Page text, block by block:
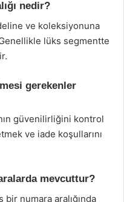
nedir?
ve koleksiyonuna
lüks segmentte
gerekenler
güvenilirliğini kontrol
ve iade koşullarını
mevcuttur?
bir numara aralığında